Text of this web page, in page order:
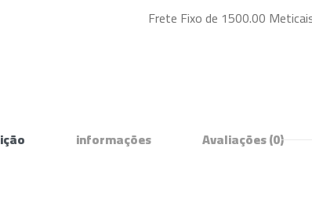
Frete Fixo de 1500.00
informações Avaliações(0)